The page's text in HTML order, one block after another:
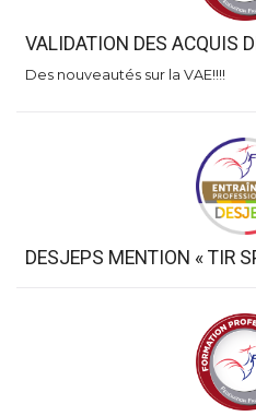
VALIDATION DES ACQUIS
Des nouveautés sur la VAE!!!!
DESJEPS MENTION « TIR